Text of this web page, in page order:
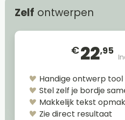
Zelf ontwerpen
€22,95
Handige ontwerp tool
Stel zelf je bordje
Makkelijk tekst
Zie direct resultaat